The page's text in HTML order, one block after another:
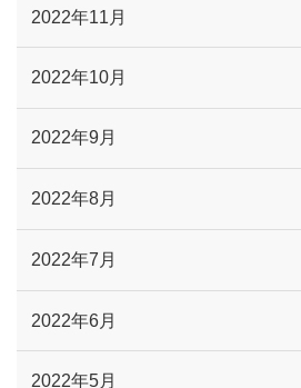
2022年11月
2022年10月
2022年9月
2022年8月
2022年7月
2022年6月
2022年5月